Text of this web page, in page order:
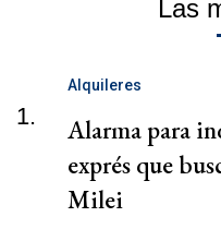
Las
1.
Alquileres
Alarma para
exprés que
Milei